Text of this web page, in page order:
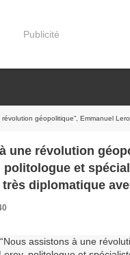
Publicité
Leroy, politologue et spécialiste de la Russie. Entretien très diplomatique
une révolution
politologue et
diplomatique